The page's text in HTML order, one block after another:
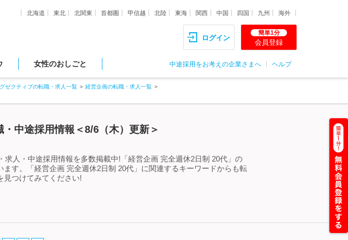
北海道 東北 北関東 首都圏 甲信越 北陸 東海 関西 中国 四国 九州 海外
ログイン
簡単1分
会員登録
女性のおしごと 中途採用をお考えの企業さまへ ヘルプ
ゼクティブの転職・求人一覧
経営企画の転職・求人一覧
中途採用情報＜8/6（木）更新＞
人・中途採用情報を多数掲載中!「経営企画 完全週休2日制 20代」の
す。「経営企画 完全週休2日制 20代」に関連するキーワードからも転
見つけてみてください!